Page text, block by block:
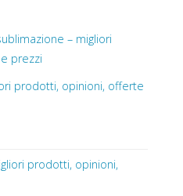
– migliori
prezzi
prodotti, opinioni, offerte
prodotti, opinioni,